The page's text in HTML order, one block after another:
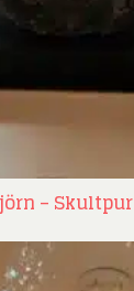
– Skultpur